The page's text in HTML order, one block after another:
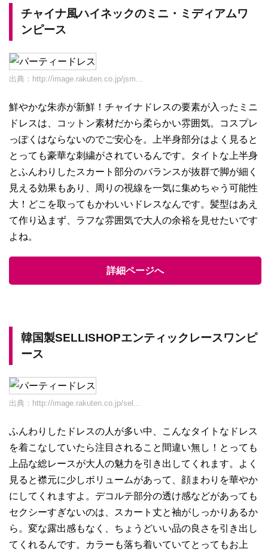
チャイナ風ハイネックのミニ・ミディアムワ
ンピース
出典： http://image.rakuten.co.jp/jsm...
鮮やかな朱赤が新鮮！チャイナドレスの要素が入ったミニ
ドレスは、コットン素材だから柔らかい雰囲気。コスプレ
っぽくはならないのでご安心を。上半身部分はよく見ると
とっても豪華な刺繍がされているんです。タイトな上半身
とふんわりしたスカート部分のバランスが抜群で脚が細く
見える効果もあり、周りの視線を一気に集めちゃう可能性
大！どこを取ってもかわいいドレスなんです。髪型はあえ
て作り込まず、ラフな雰囲気で大人の余裕を見せたいです
よね。
詳細ページへ
韓国製SELLISHOPエンティックレースワンピ
ース
出典： http://image.rakuten.co.jp/sel...
ふんわりしたドレスの人が多い中、こんなタイトなドレス
を着こなしていたら注目されること間違い無し！とっても
上品な総レースが大人の魅力を引き出してくれます。よく
見ると襟元に少しボリュームがあって、顔まわりを華やか
にしてくれますよ。デコルテ部分の透け感などがあっても
セクシーすぎないのは、スカート丈と袖がしっかりあるか
ら。変な露出感もなく、ちょうどいい品の良さを引き出し
てくれるんです。カラーも落ち着いていてとってもお上